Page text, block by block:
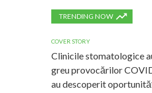
TRENDING NOW
COVER STORY
Clinicile stomatologice
greu provocărilor
au descoperit